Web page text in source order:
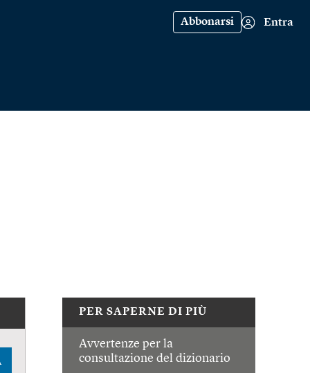
Abbonarsi Entra
PER SAPERNE DI PIÙ
Avvertenze per la
consultazione del dizionario